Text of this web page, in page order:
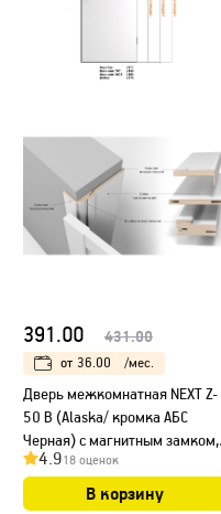
391.00 431.00
от 36.00 /мес.
Дверь межкомнатная NEXT Z-
50 B (Alaska/ кромка АБС
Черная) с магнитным замком,
НЕСТАНДАРТ
4.918 оценок
В корзину